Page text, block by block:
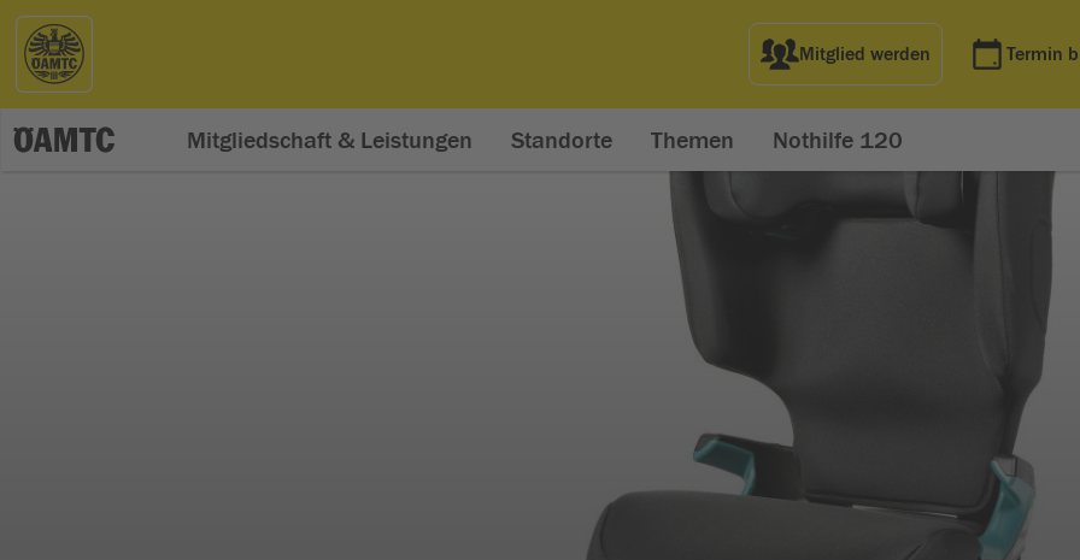
Mitglied werden Termin
Mitgliedschaft & Leistungen Standorte Themen Nothilfe 120